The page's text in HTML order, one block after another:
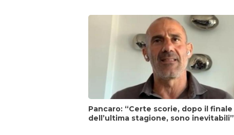
Pancaro: “Certe scorie, dopo il finale
dell’ultima stagione, sono inevitabili”